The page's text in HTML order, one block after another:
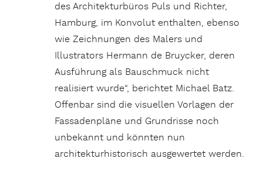
des Architekturbüros Puls und Richter,
Hamburg, im Konvolut enthalten, ebenso
wie Zeichnungen des Malers und
Illustrators Hermann de Bruycker, deren
Ausführung als Bauschmuck nicht
realisiert wurde“, berichtet Michael Batz.
Offenbar sind die visuellen Vorlagen der
Fassadenpläne und Grundrisse noch
unbekannt und könnten nun
architekturhistorisch ausgewertet werden.